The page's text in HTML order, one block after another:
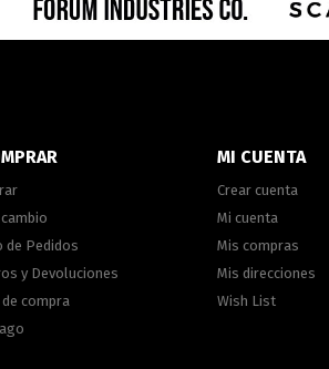
de Pedidos
y Devoluciones
compra
MI CUENTA
Crear cuenta
Mi cuenta
Mis compras
Mis direcciones
Wish List